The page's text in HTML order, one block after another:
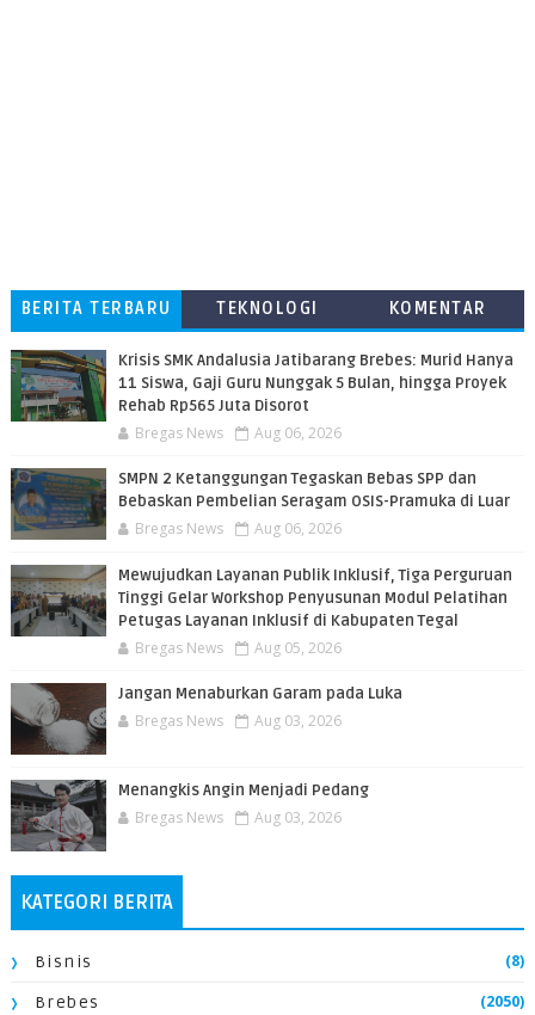
BERITA TERBARU TEKNOLOGI
KOMENTAR
Krisis SMK Andalusia Jatibarang Brebes: Murid Hanya
11 Siswa, Gaji Guru Nunggak 5 Bulan, hingga Proyek
Rehab Rp565 Juta Disorot
Bregas News Aug 06, 2026
SMPN 2 Ketanggungan Tegaskan Bebas SPP dan
Bebaskan Pembelian Seragam OSIS-Pramuka di Luar
Bregas News Aug 06, 2026
​Mewujudkan Layanan Publik Inklusif, Tiga Perguruan
Tinggi Gelar Workshop Penyusunan Modul Pelatihan
Petugas Layanan Inklusif di Kabupaten Tegal
Bregas News Aug 05, 2026
Jangan Menaburkan Garam pada Luka
Bregas News Aug 03, 2026
Menangkis Angin Menjadi Pedang
Bregas News Aug 03, 2026
KATEGORI BERITA
Bisnis (8)
Brebes (2050)